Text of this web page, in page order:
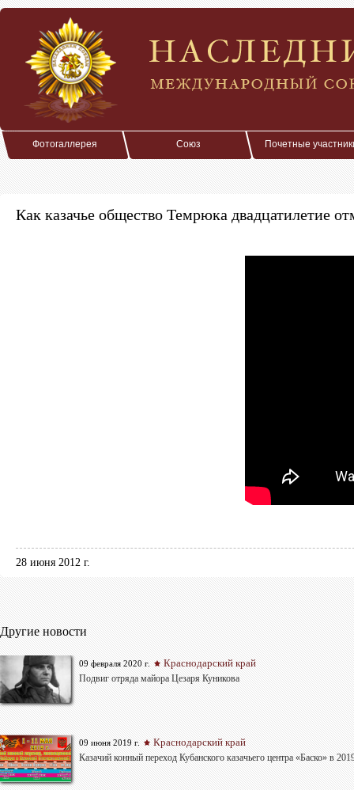
Фотогаллерея Союз Почетные
Как казачье общество Темрюка двадцатилетие
28 июня 2012 г.
Другие новости
09 февраля 2020 г. Краснодарский край
Подвиг отряда майора Цезаря Куникова
09 июня 2019 г. Краснодарский край
Казачий конный переход Кубанского казачьего центра «Баско» в